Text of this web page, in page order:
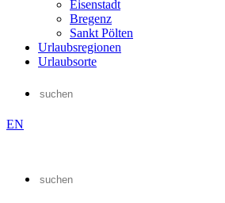
Eisenstadt
Bregenz
Sankt Pölten
Urlaubsregionen
Urlaubsorte
EN